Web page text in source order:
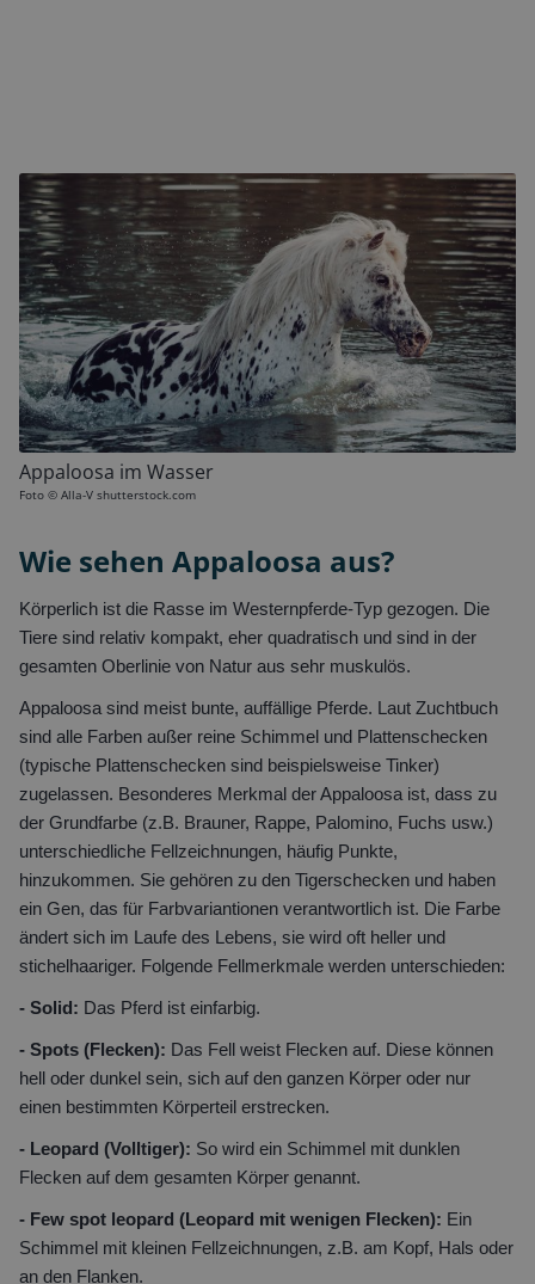
Appaloosa im Wasser
Foto © Alla-V shutterstock.com
Wie sehen Appaloosa aus?
Körperlich ist die Rasse im Westernpferde-Typ gezogen. Die
Tiere sind relativ kompakt, eher quadratisch und sind in der
gesamten Oberlinie von Natur aus sehr muskulös.
Appaloosa sind meist bunte, auffällige Pferde. Laut Zuchtbuch
sind alle Farben außer reine Schimmel und Plattenschecken
(typische Plattenschecken sind beispielsweise Tinker)
zugelassen. Besonderes Merkmal der Appaloosa ist, dass zu
der Grundfarbe (z.B. Brauner, Rappe, Palomino, Fuchs usw.)
unterschiedliche Fellzeichnungen, häufig Punkte,
hinzukommen. Sie gehören zu den Tigerschecken und haben
ein Gen, das für Farbvariantionen verantwortlich ist. Die Farbe
ändert sich im Laufe des Lebens, sie wird oft heller und
stichelhaariger. Folgende Fellmerkmale werden unterschieden:
- Solid: Das Pferd ist einfarbig.
- Spots (Flecken): Das Fell weist Flecken auf. Diese können
hell oder dunkel sein, sich auf den ganzen Körper oder nur
einen bestimmten Körperteil erstrecken.
- Leopard (Volltiger): So wird ein Schimmel mit dunklen
Flecken auf dem gesamten Körper genannt.
- Few spot leopard (Leopard mit wenigen Flecken): Ein
Schimmel mit kleinen Fellzeichnungen, z.B. am Kopf, Hals oder
an den Flanken.